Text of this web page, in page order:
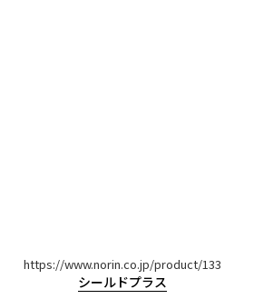
https://www.norin.co.jp/product/133
シールドプラス